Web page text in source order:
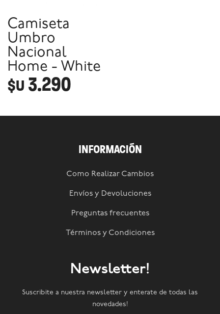
Camiseta
Umbro
Nacional
Home - White
$U 3.290
INFORMACIÓN
Como Realizar Cambios
Envíos y Devoluciones
Preguntas frecuentes
Términos y Condiciones
Newsletter!
Suscribite a nuestra newsletter y enterate de todas las
novedades!